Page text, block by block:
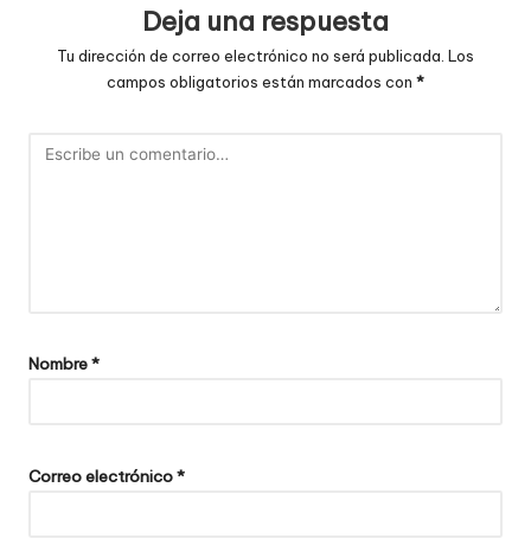
Deja una respuesta
Tu dirección de correo electrónico no será publicada. Los
campos obligatorios están marcados con *
Nombre*
Correo electrónico*